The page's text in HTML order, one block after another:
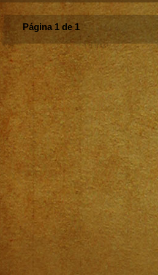
Página 1 de 1